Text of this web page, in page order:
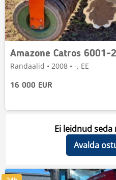
Amazone Catros 6001-2
Randaalid • 2008 • -, EE
16 000 EUR
Ei leidnud seda
Avalda